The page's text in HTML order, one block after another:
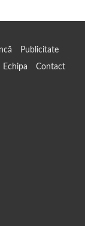
Publicitate
Echipa Contact